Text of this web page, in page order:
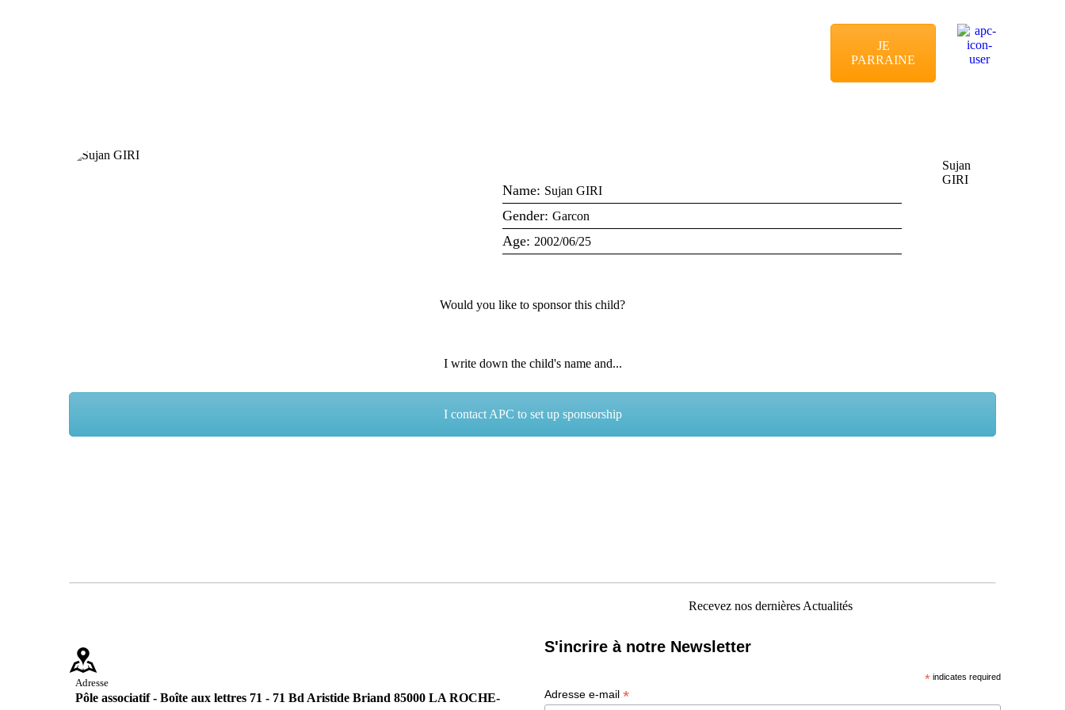
JE
PARRAINE
QUI SOMMES-NOUS?
Name: Sujan GIRI
Gender: Garcon
Age: 2002/06/25
Sujan
GIRI
Would you like to sponsor this child?
I write down the child's name and...
I contact APC to set up sponsorship
Adresse
Pôle associatif - Boîte aux lettres 71 - 71 Bd Aristide Briand 85000 LA ROCHE-
Recevez nos dernières Actualités
S'incrire à notre Newsletter
* indicates required
Adresse e-mail *